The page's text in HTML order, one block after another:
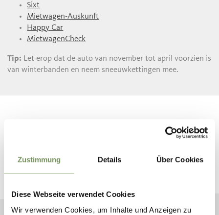
Zustimmung Details Über Cookies
Diese Webseite verwendet Cookies
Wir verwenden Cookies, um Inhalte und Anzeigen zu
Sixt
Mietwagen-Auskunft
Happy Car
MietwagenCheck
Tip: Let erop dat de auto van november tot april voorzien is
van winterbanden en neem sneeuwkettingen mee.
BOEK JE VAKANTIE
Plan nu vrijblijvend uw droomvakantie